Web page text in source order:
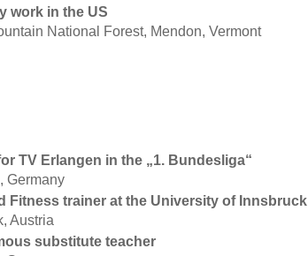
work in the US
National Forest, Mendon, Vermont
TV Erlangen in the „1. Bundesliga“
Germany
Fitness trainer at the University of Innsbruck
Austria
substitute teacher